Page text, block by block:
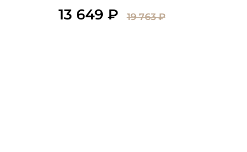
13 649 ₽ 19 763 ₽